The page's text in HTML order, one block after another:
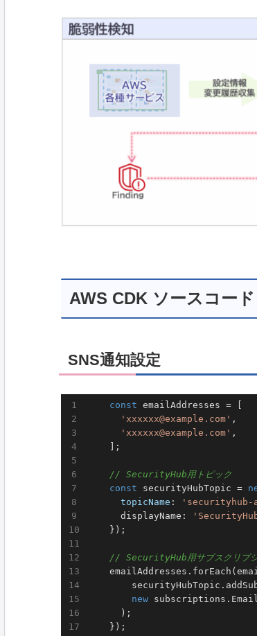
AWS CDK ソースコード
SNS通知設定
const
'xxxxxx@example.com' ,
'xxxxxx@example.com' ,
    ];
// SecurityHub用トピック
const securityHubTopic =
topicName :
      displayName:
    });
// SecurityHub用サブスクリプ
    emailAddresses.forEach(
new
      );
    });